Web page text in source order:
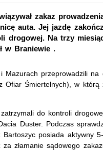
zakaz
auta. Jej jazdę
drogowej. Na trzy
w Braniewie .
przeprowadzili na
Ofiar Śmiertelnych), w którą
do kontroli
Duster. Podczas
posiada aktywny
złamanie sądowego